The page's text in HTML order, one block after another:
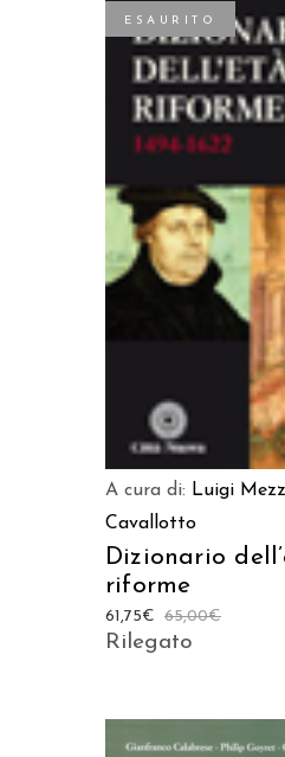
ESAURITO
LEGGI
A cura di: Luigi
Cavallotto
Dizionario
riforme
65,00€
61,75€
Rilegato